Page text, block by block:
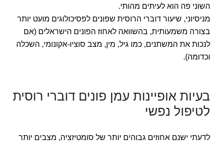
השוני פה הוא לעיתים מהותי.
מניסיוני, שיעור דוברי הרוסית שפונים לפסיכולוגים מועט יותר
בצורה משמעותית, בהשוואה לאחוז הפונים הישראלים (אם
לנכות את המשתנים, כמו גיל, מין, מצב סוציו-אקונומי, השכלה
וכדומה).
בעיות אופיינות עמן פונים דוברי רוסית
לטיפול נפשי
לדעתי ישנם אחוזים גבוהים יותר של סומטיזציה, מצבים יותר